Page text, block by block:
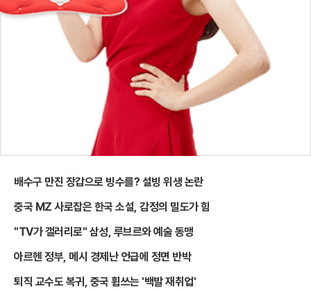
배수구 만진 장갑으로 빙수를? 설빙 위생 논란
중국 MZ 사로잡은 한국 소설, 감정의 밀도가 힘
"TV가 갤러리로" 삼성, 루브르와 예술 동맹
아르헨 정부, 메시 경제난 언급에 정면 반박
퇴직 교수도 복귀, 중국 휩쓰는 '백발 재취업'